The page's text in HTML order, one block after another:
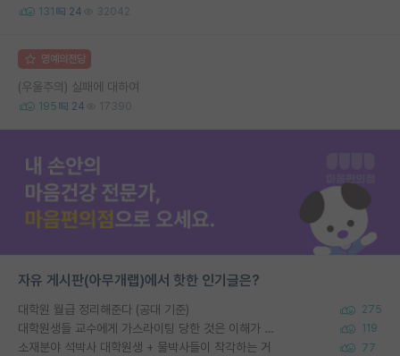
131 24 32042
명예의전당
(우울주의) 실패에 대하여
195 24 17390
자유 게시판(아무개랩)에서 핫한 인기글은?
대학원 월급 정리해준다 (공대 기준) 275
대학원생들 교수에게 가스라이팅 당한 것은 이해가 갑니다. 안타깝네요. 119
소재분야 석박사 대학원생 + 물박사들이 착각하는 거 77